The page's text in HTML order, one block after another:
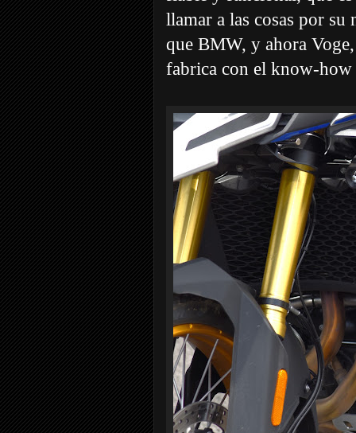
llamar a las cosas por
que BMW, y ahora
fabrica con el know-